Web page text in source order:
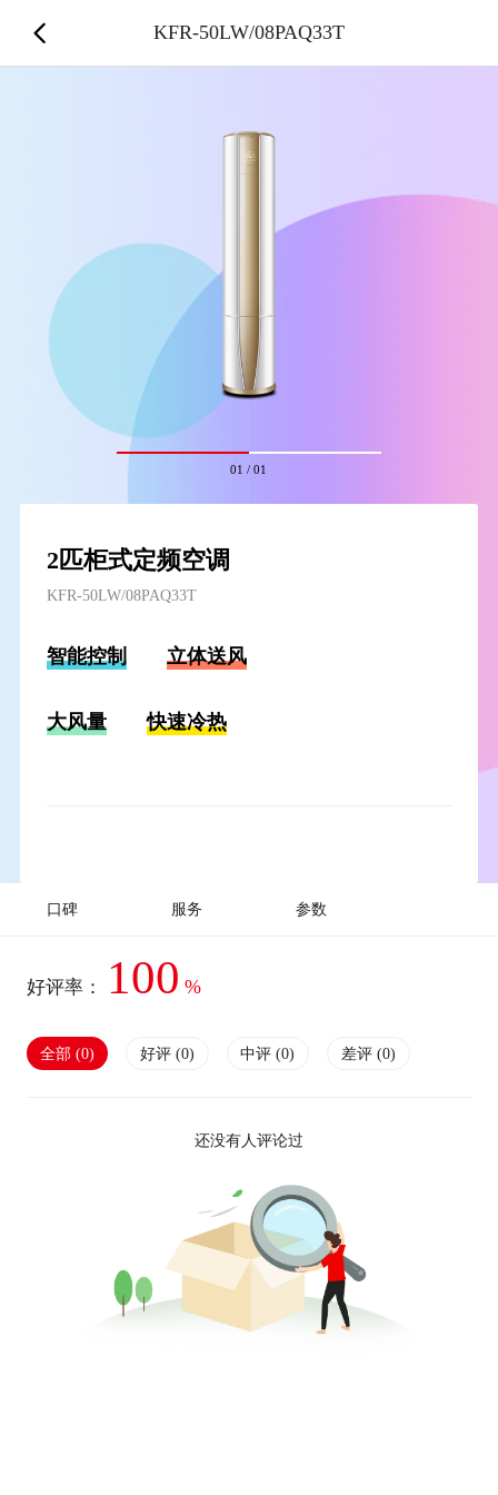
01 /01
2匹柜式定频空调
KFR-50LW/08PAQ33T
智能控制 立体送风
大风量 快速冷热
口碑 服务 参数
好评率： 100 %
全部 (0) 好评 (0) 中评 (0) 差评 (0)
还没有人评论过
KFR-50LW/08PAQ33T